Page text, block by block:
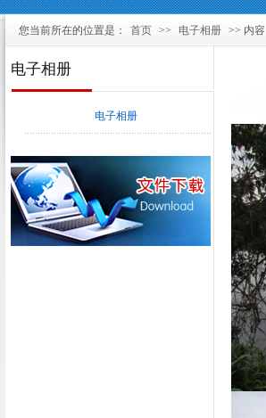
您当前所在的位置是： 首页 >> 电子相册 >> 内容
电子相册
电子相册